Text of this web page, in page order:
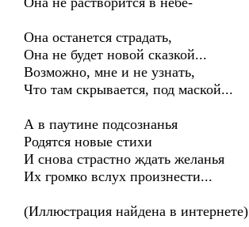
Она останется страдать,
Она не будет новой сказкой...
Возможно, мне и не узнать,
Что там скрывается, под маской...
А в паутине подсознанья
Родятся новые стихи
И снова страстно ждать желанья
Их громко вслух произнести...
(Иллюстрация найдена в интернете)